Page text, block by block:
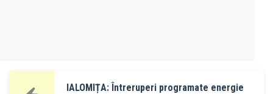
IALOMIȚA: Întreruperi programate energie